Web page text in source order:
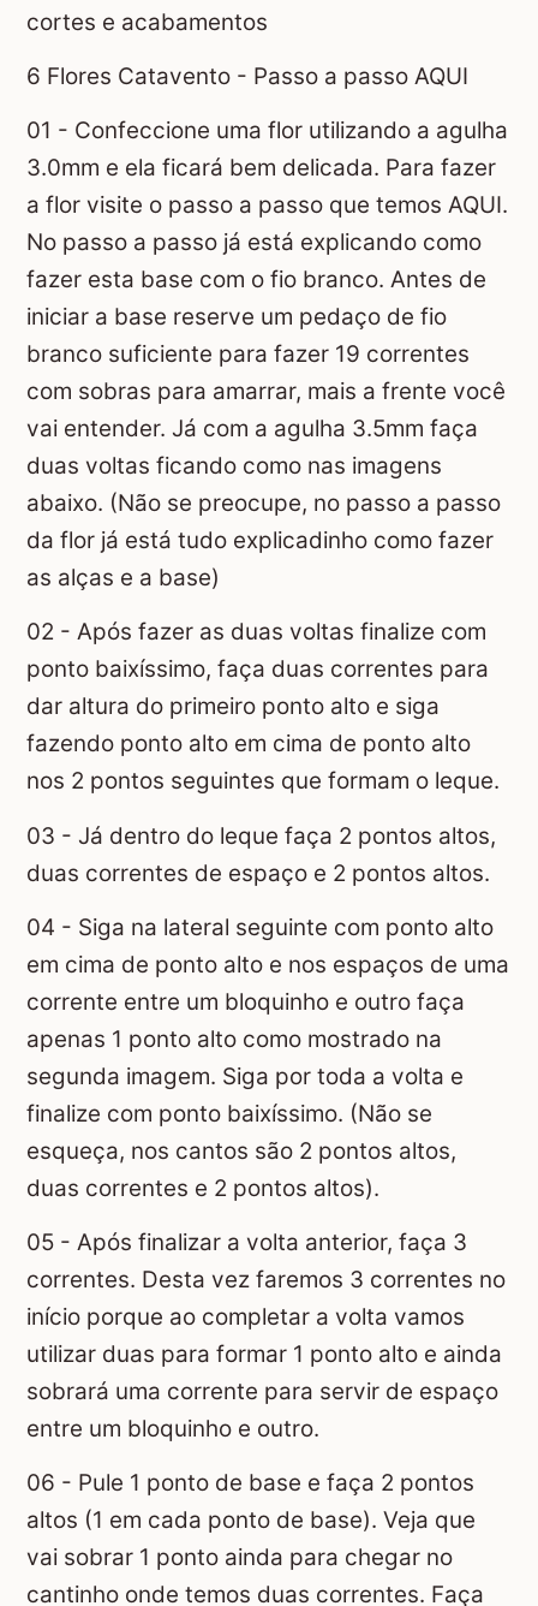
cortes e acabamentos
6 Flores Catavento - Passo a passo AQUI
01 - Confeccione uma flor utilizando a agulha
3.0mm e ela ficará bem delicada. Para fazer
a flor visite o passo a passo que temos AQUI.
No passo a passo já está explicando como
fazer esta base com o fio branco. Antes de
iniciar a base reserve um pedaço de fio
branco suficiente para fazer 19 correntes
com sobras para amarrar, mais a frente você
vai entender. Já com a agulha 3.5mm faça
duas voltas ficando como nas imagens
abaixo. (Não se preocupe, no passo a passo
da flor já está tudo explicadinho como fazer
as alças e a base)
02 - Após fazer as duas voltas finalize com
ponto baixíssimo, faça duas correntes para
dar altura do primeiro ponto alto e siga
fazendo ponto alto em cima de ponto alto
nos 2 pontos seguintes que formam o leque.
03 - Já dentro do leque faça 2 pontos altos,
duas correntes de espaço e 2 pontos altos.
04 - Siga na lateral seguinte com ponto alto
em cima de ponto alto e nos espaços de uma
corrente entre um bloquinho e outro faça
apenas 1 ponto alto como mostrado na
segunda imagem. Siga por toda a volta e
finalize com ponto baixíssimo. (Não se
esqueça, nos cantos são 2 pontos altos,
duas correntes e 2 pontos altos).
05 - Após finalizar a volta anterior, faça 3
correntes. Desta vez faremos 3 correntes no
início porque ao completar a volta vamos
utilizar duas para formar 1 ponto alto e ainda
sobrará uma corrente para servir de espaço
entre um bloquinho e outro.
06 - Pule 1 ponto de base e faça 2 pontos
altos (1 em cada ponto de base). Veja que
vai sobrar 1 ponto ainda para chegar no
cantinho onde temos duas correntes. Faça